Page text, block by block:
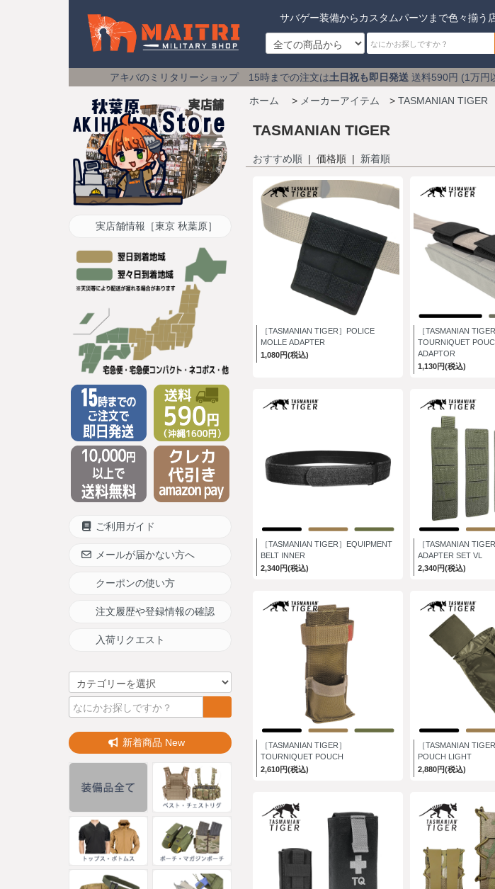
サバゲー装備からカスタムパーツまで色々揃う
アキバのミリタリーショップ 15時までの注文は土日祝も即日発送送料590円 (1万円以上で送
ホーム > メーカーアイテム > TASMANIAN TIGER
TASMANIAN TIGER
おすすめ順 | 価格順 | 新着順
［TASMANIAN TIGER］POLICE
MOLLE ADAPTER
1,080円(税込)
［TASMANIAN TIGER
TOURNIQUET
ADAPTOR
1,130円(税込)
［TASMANIAN TIGER］EQUIPMENT
BELT INNER
2,340円(税込)
［TASMANIAN
ADAPTER SET VL
2,340円(税込)
［TASMANIAN TIGER］
TOURNIQUET POUCH
2,610円(税込)
［TASMANIAN
POUCH LIGHT
2,880円(税込)
実店舗情報［東京 秋葉原］
ご利用ガイド
メールが届かない方へ
クーポンの使い方
注文履歴や登録情報の確認
入荷リクエスト
新着商品 New